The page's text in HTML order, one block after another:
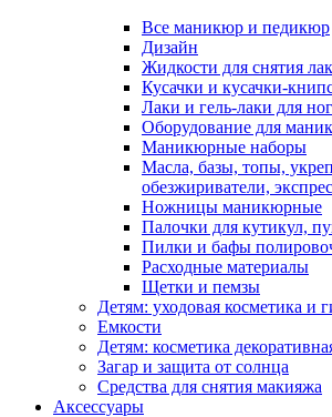
Все маникюр и педикюр
Дизайн
Жидкости для снятия
Кусачки и кусачки-
Лаки и гель-лаки для
Оборудование для
Маникюрные наборы
Масла, базы, топы,
обезжириватели,
Ножницы маникюрные
Палочки для кутикул,
Пилки и бафы
Расходные материалы
Щетки и пемзы
Детям: уходовая косметика и
Емкости
Детям: косметика
Загар и защита от солнца
Средства для снятия макияжа
Аксессуары